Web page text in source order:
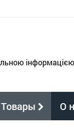
інформацією
Товары О